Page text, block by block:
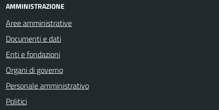
AMMINISTRAZIONE
Aree amministrative
Documenti e dati
Enti e fondazioni
Organi di governo
Personale amministrativo
Politici